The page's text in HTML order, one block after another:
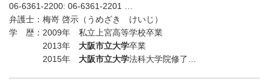
06-6361-2200: 06-6361-2201 …
弁護士：梅嵜 啓示（うめざき けいじ）
学 歴： 2009年 私立上宮高等学校卒業
2013年 大阪市立大学卒業
2015年 大阪市立大学法科大学院修了…